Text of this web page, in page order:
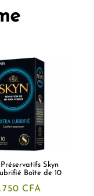
Skyn
Boîte de 10
CFA